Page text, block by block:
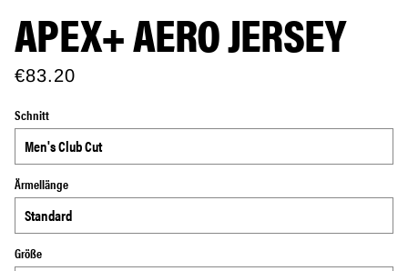
APEX+ AERO JERSEY
€83.20
Schnitt
Ärmellänge
Größe